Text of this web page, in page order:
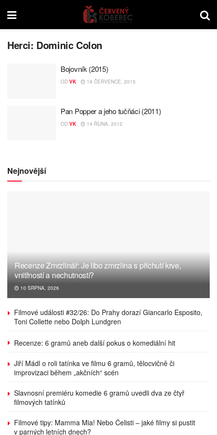
Herci: Dominic Colon
Bojovník (2015)
OD VK 19 ČERVENCE, 2015
Pan Popper a jeho tučňáci (2011)
OD VK 14 ŘÍJNA, 2012
Nejnovější
Recenze Zmrzlinář: Je libo zmrzlina s příchutí krve,
vnitřností a nechutností?
10 SRPNA, 2026
Filmové události #32/26: Do Prahy dorazí Giancarlo Esposito,
Toni Collette nebo Dolph Lundgren
Recenze: 6 gramů aneb další pokus o komediální hit
Jiří Mádl o roli tatínka ve filmu 6 gramů, tělocvičně či
improvizaci během „akčních“ scén
Slavnosní premiéru komedie 6 gramů uvedli dva ze čtyř
filmových tatínků
Filmové tipy: Mamma Mia! Nebo Čelisti – jaké filmy si pustit
v parných letních dnech?